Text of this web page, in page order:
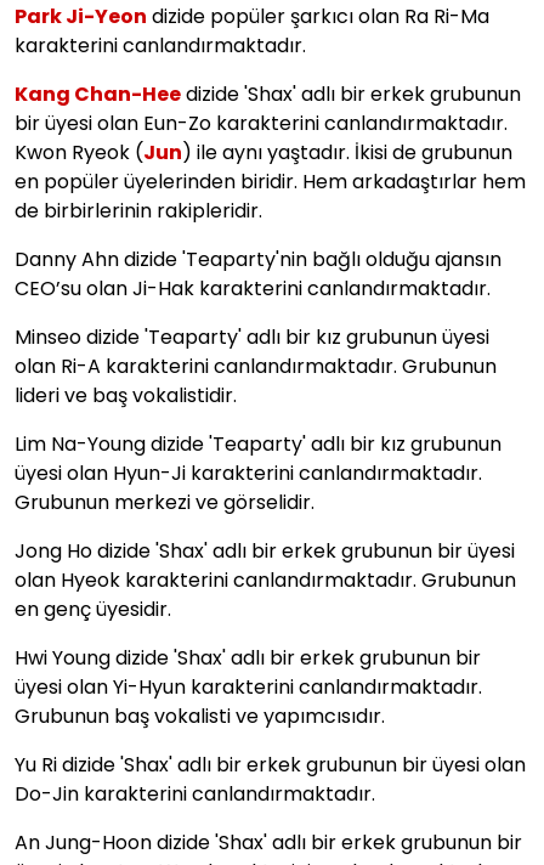
Park Ji-Yeon dizide popüler şarkıcı olan Ra Ri-Ma
karakterini canlandırmaktadır.
Kang Chan-Heedizide 'Shax' adlı bir erkek grubunun
bir üyesi olan Eun-Zo karakterini canlandırmaktadır.
Kwon Ryeok (Jun) ile aynı yaştadır. İkisi de grubunun
en popüler üyelerinden biridir. Hem arkadaştırlar hem
de birbirlerinin rakipleridir.
Danny Ahn dizide 'Teaparty'nin bağlı olduğu ajansın
CEO’su olan Ji-Hak karakterini canlandırmaktadır.
Minseo dizide 'Teaparty' adlı bir kız grubunun üyesi
olan Ri-A karakterini canlandırmaktadır. Grubunun
lideri ve baş vokalistidir.
Lim Na-Young dizide 'Teaparty' adlı bir kız grubunun
üyesi olan Hyun-Ji karakterini canlandırmaktadır.
Grubunun merkezi ve görselidir.
Jong Ho dizide 'Shax' adlı bir erkek grubunun bir üyesi
olan Hyeok karakterini canlandırmaktadır. Grubunun
en genç üyesidir.
Hwi Young dizide 'Shax' adlı bir erkek grubunun bir
üyesi olan Yi-Hyun karakterini canlandırmaktadır.
Grubunun baş vokalisti ve yapımcısıdır.
Yu Ri dizide 'Shax' adlı bir erkek grubunun bir üyesi olan
Do-Jin karakterini canlandırmaktadır.
An Jung-Hoon dizide 'Shax' adlı bir erkek grubunun bir